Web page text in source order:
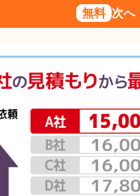
無料 次へ